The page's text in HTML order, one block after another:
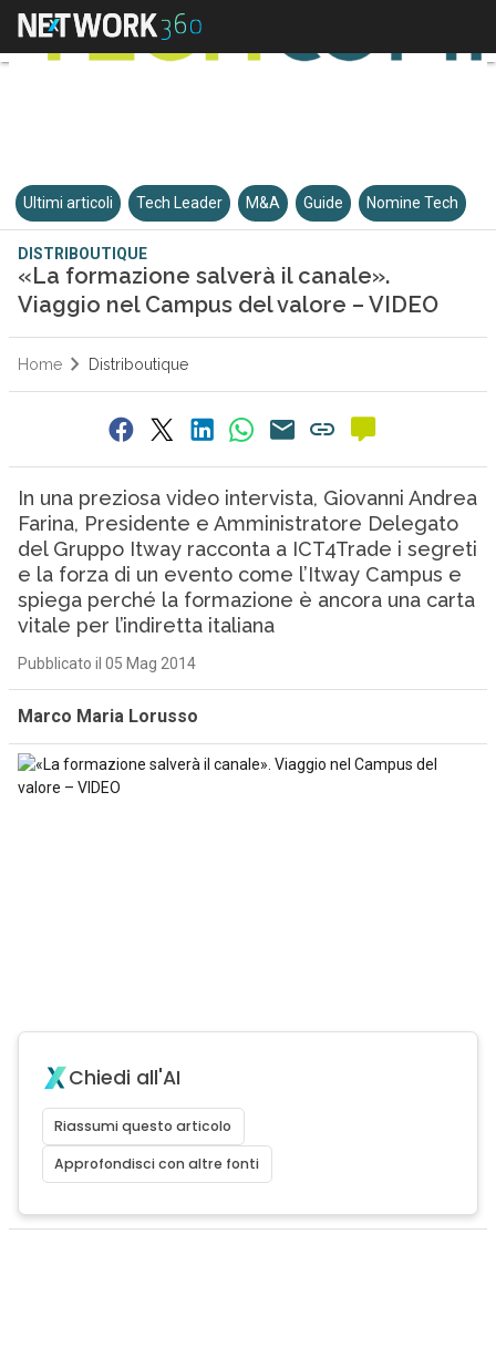
Ultimi articoli Tech Leader M&A Guide Nomine Tech
DISTRIBOUTIQUE
«La formazione salverà il canale».
Viaggio nel Campus del valore – VIDEO
Home Distriboutique
In una preziosa video intervista, Giovanni Andrea
Farina, Presidente e Amministratore Delegato
del Gruppo Itway racconta a ICT4Trade i segreti
e la forza di un evento come l’Itway Campus e
spiega perché la formazione è ancora una carta
vitale per l’indiretta italiana
Pubblicato il 05 Mag 2014
Marco Maria Lorusso
Chiedi all'AI
Riassumi questo articolo
Approfondisci con altre fonti